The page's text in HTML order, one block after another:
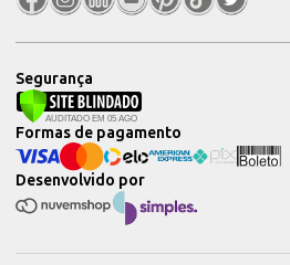
Segurança
Desenvolvido por
Formas de pagamento